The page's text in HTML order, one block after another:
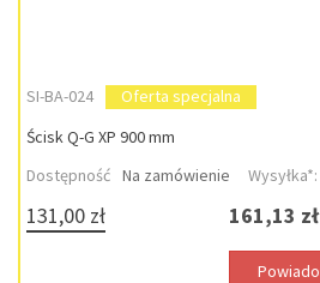
SI-BA-024
Oferta specjalna
Ścisk Q-G XP 900 mm
Dostępność Na zamówienie Wysyłka*:
131,00 zł 161,13 zł